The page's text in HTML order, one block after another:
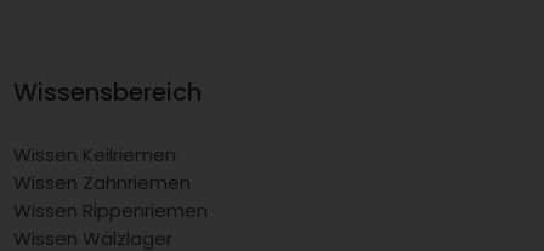
Wissensbereich
Wissen Keilriemen
Wissen Zahnriemen
Wissen Rippenriemen
Wissen Wälzlager